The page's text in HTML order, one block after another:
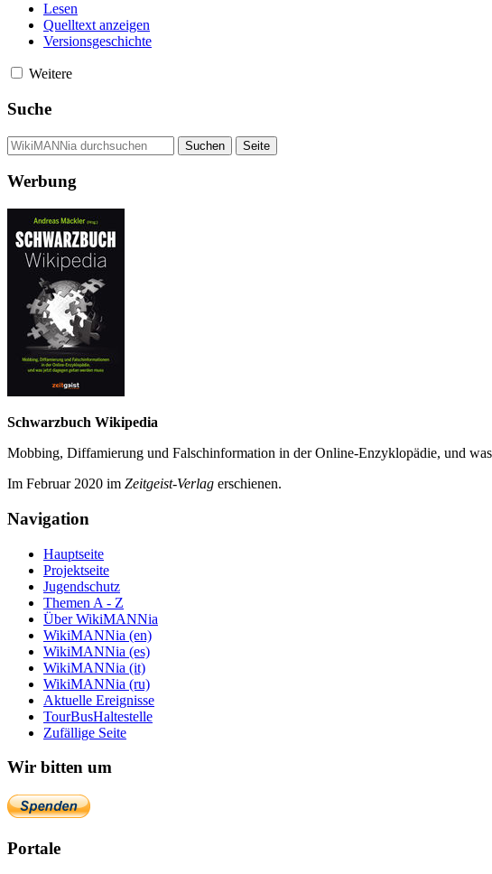
Lesen
Quelltext anzeigen
Versionsgeschichte
Weitere
Suche
Werbung
Schwarzbuch Wikipedia
Mobbing, Diffamierung und Falsch­information in der Online-Enzyklo­pädie, und was
Im Februar 2020 im Zeit­geist-Verlag erschienen.
Navigation
Hauptseite
Projektseite
Jugendschutz
Themen A - Z
Über WikiMANNia
WikiMANNia (en)
WikiMANNia (es)
WikiMANNia (it)
WikiMANNia (ru)
Aktuelle Ereignisse
TourBusHaltestelle
Zufällige Seite
Wir bitten um
Portale